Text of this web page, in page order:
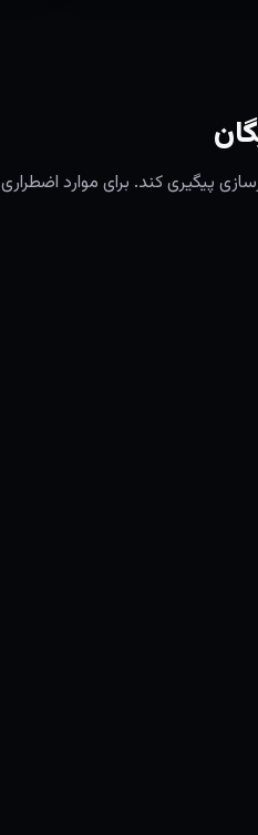
پیگیری کند. برای موارد اضطراری